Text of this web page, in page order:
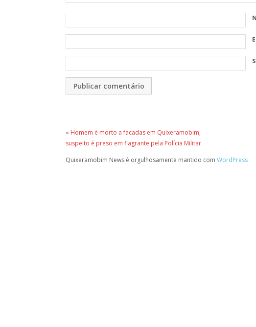
« Homem é morto a facadas em Quixeramobim;
suspeito é preso em flagrante pela Polícia Militar
Quixeramobim News é orgulhosamente mantido comWordPress